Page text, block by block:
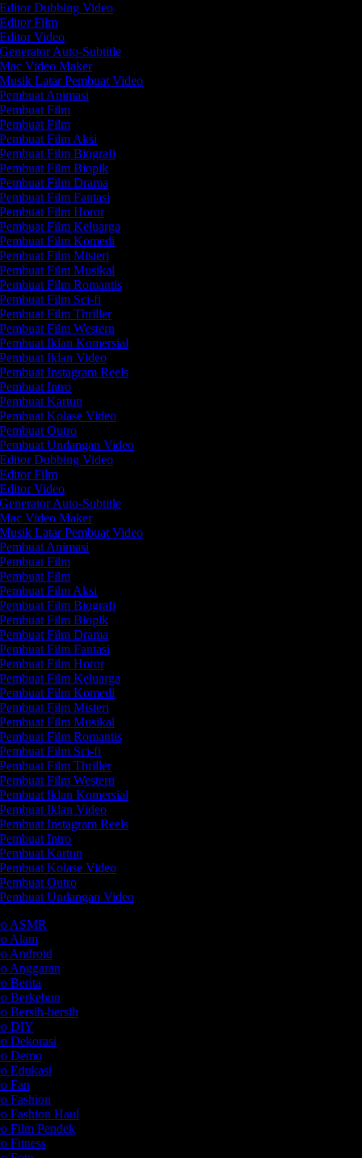
Dubbing Video
Film
Video
Auto-Subtitle
Video Maker
Latar Pembuat Video
Animasi
Film
Film
Film Aksi
Film Biografi
Film Biopik
Film Drama
Film Fantasi
Film Horor
Film Keluarga
Film Komedi
Film Misteri
Film Musikal
Film Romantis
Film Sci-fi
Film Thriller
Film Western
Iklan Komersial
Iklan Video
Instagram Reels
Intro
Kartun
Kolase Video
Outro
Undangan Video
Dubbing Video
Film
Video
Auto-Subtitle
Video Maker
Latar Pembuat Video
Animasi
Film
Film
Film Aksi
Film Biografi
Film Biopik
Film Drama
Film Fantasi
Film Horor
Film Keluarga
Film Komedi
Film Misteri
Film Musikal
Film Romantis
Film Sci-fi
Film Thriller
Film Western
Iklan Komersial
Iklan Video
Instagram Reels
Intro
Kartun
Kolase Video
Outro
Undangan Video
ASMR
Alam
Android
Anggaran
Berita
Berkebun
Bersih-bersih
DIY
Dekorasi
Demo
Edukasi
Fan
Fashion
Fashion Haul
Film Pendek
Fitness